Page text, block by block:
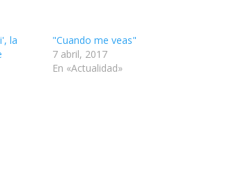
la
"Cuando me veas"
7 abril, 2017
En «Actualidad»